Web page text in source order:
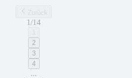
1/14
2
3
4
...